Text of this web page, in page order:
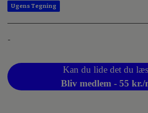
Ugens Tegning
-
Kan du lide det du
Bliv medlem - 55 kr./